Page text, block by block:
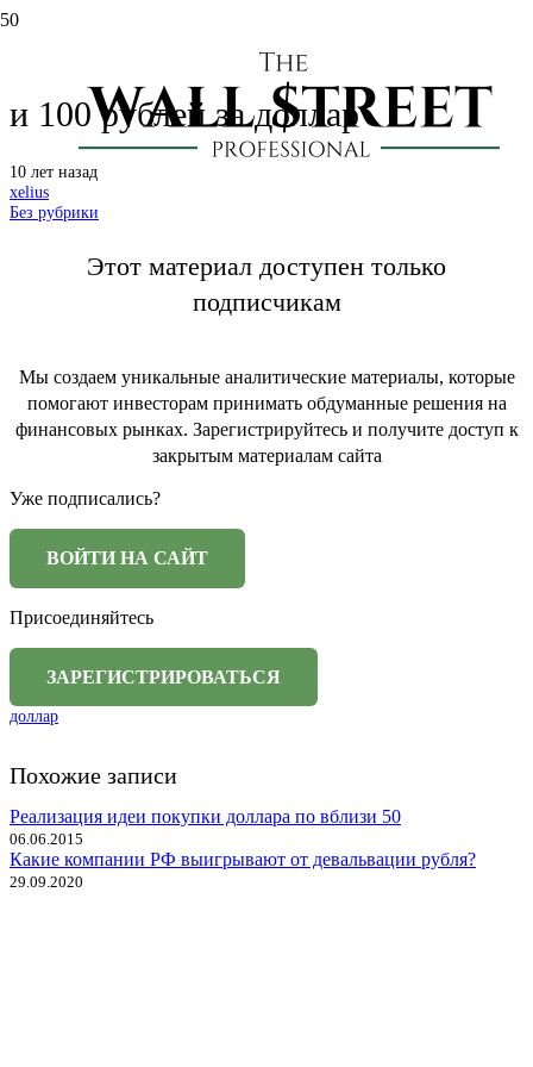
Жизнь при нефти в 10 долларов
и 100 рублей за доллар
10 лет назад
xelius
Без рубрики
Этот материал доступен только
подписчикам
Мы создаем уникальные аналитические материалы, которые
помогают инвесторам принимать обдуманные решения на
финансовых рынках. Зарегистрируйтесь и получите доступ к
закрытым материалам сайта
Уже подписались?
Присоединяйтесь
доллар
Похожие записи
Реализация идеи покупки доллара по вблизи 50
06.06.2015
Какие компании РФ выигрывают от девальвации рубля?
29.09.2020